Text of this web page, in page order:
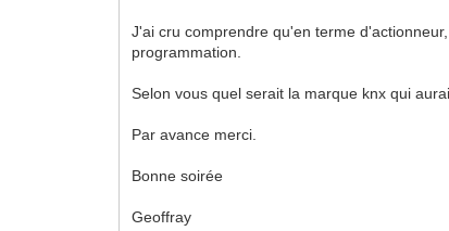
J'ai cru comprendre qu'en terme
programmation.
Selon vous quel serait la marque knx qui
Par avance merci.
Bonne soirée
Geoffray